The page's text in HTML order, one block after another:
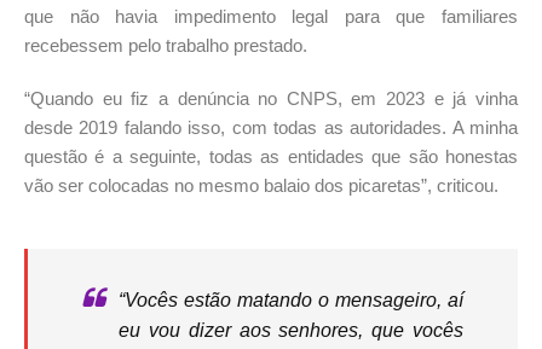
que não havia impedimento legal para que familiares
recebessem pelo trabalho prestado.
“Quando eu fiz a denúncia no CNPS, em 2023 e já vinha
desde 2019 falando isso, com todas as autoridades. A minha
questão é a seguinte, todas as entidades que são honestas
vão ser colocadas no mesmo balaio dos picaretas”, criticou.
“Vocês estão matando o mensageiro, aí
eu vou dizer aos senhores, que vocês